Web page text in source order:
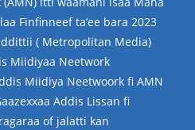
Finfinneef ta’ee bara 2023
( Metropolitan Media)
Miidiyaa Neetwork
Miidiya Neetwoork fi AMN
Addis Lissan fi
of jalatti kan